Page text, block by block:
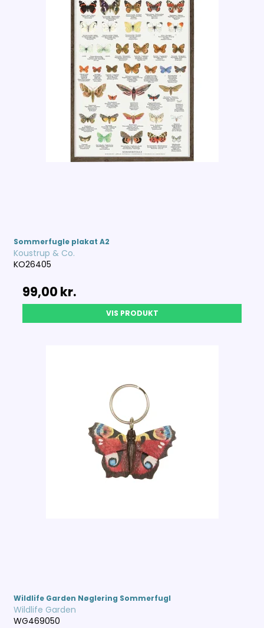
Sommerfugle plakat A2
Koustrup & Co.
KO26405
99,00 kr.
VIS PRODUKT
Wildlife Garden Nøglering Sommerfugl
Wildlife Garden
WG469050